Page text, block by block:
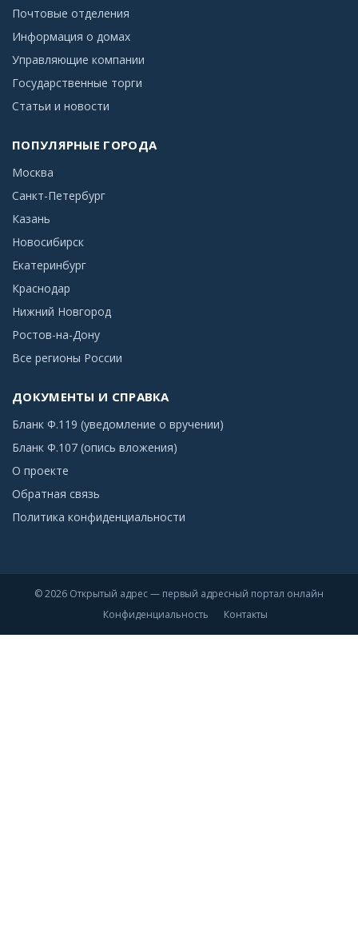
Почтовые отделения
Информация о домах
Управляющие компании
Государственные торги
Статьи и новости
ПОПУЛЯРНЫЕ ГОРОДА
Москва
Санкт-Петербург
Казань
Новосибирск
Екатеринбург
Краснодар
Нижний Новгород
Ростов-на-Дону
Все регионы России
ДОКУМЕНТЫ И СПРАВКА
Бланк Ф.119 (уведомление о вручении)
Бланк Ф.107 (опись вложения)
О проекте
Обратная связь
Политика конфиденциальности
© 2026 Открытый адрес — первый адресный портал онлайн
Конфиденциальность
Контакты